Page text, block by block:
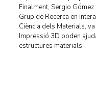
Finalment, Sergio
Grup de Recerca en
Ciència dels Materials,
Impressió 3D poden
estructures materials.